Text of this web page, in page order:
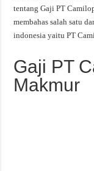
tentang Gaji PT
membahas salah satu
indonesia yaitu PT
Gaji PT
Makmur